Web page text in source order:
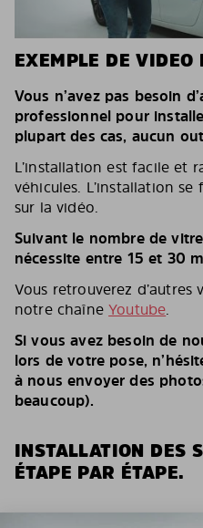
EXEMPLE DE VIDEO
Vous n’avez pas besoin
professionnel pour
plupart des cas, aucun
L’installation est facile et
véhicules. L’installation
sur la vidéo.
Suivant le nombre de
nécessite entre 15 et 30
Vous retrouverez d’autres
notre chaîneYoutube.
Si vous avez besoin de
lors de votre pose,
à nous envoyer des
beaucoup).
INSTALLATION DES
ÉTAPE PAR ÉTAPE.